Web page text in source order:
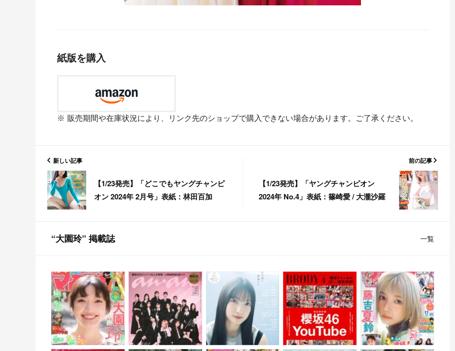
紙版を購入
販売期間や在庫状況により、リンク先のショップで購入できない場合があります。ご了承ください。
新しい記事
【1/23発売】「どこでもヤングチャンピ
オン 2024年 2月号」表紙：林田百加
前の記事
【1/23発売】「ヤングチャンピオン
2024年 No.4」表紙：篠崎愛 / 大瀧沙羅
“大園玲” 掲載誌 一覧